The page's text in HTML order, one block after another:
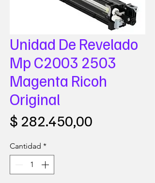
Unidad De Revelado
Mp C2003 2503
Magenta Ricoh
Original
$ 282.450,00
Cantidad *